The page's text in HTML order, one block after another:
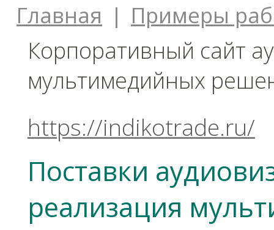
Главная | Примеры
Корпоративный сайт
мультимедийных
https://indikotrade.ru/
Поставки
реализация